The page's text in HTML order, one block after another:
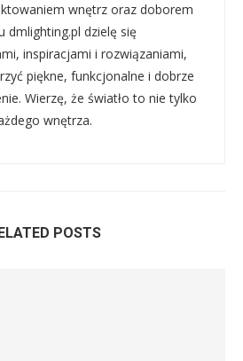
wnętrz oraz doborem
dmlighting.pl dzielę się
inspiracjami i rozwiązaniami,
piękne, funkcjonalne i dobrze
Wierzę, że światło to nie tylko
wnętrza.
POSTS